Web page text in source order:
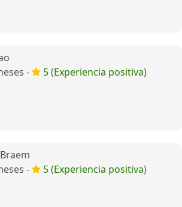
-
5 (Experiencia positiva)
-
5 (Experiencia positiva)